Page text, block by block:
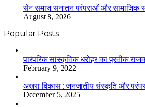
सेन समाज सनातन परंपराओं और सामाजिक
August 8, 2026
Popular Posts
​​​​​​​पारंपरिक सांस्कृतिक धरोहर का प्रतीक
February 9, 2022
अखरा विकास : जनजातीय संस्कृति और
December 5, 2025